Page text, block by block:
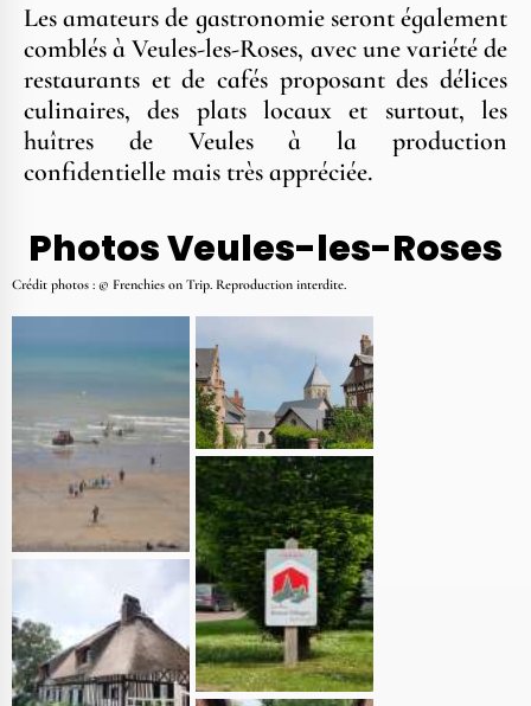
Les amateurs de gastronomie seront également
comblés à Veules-les-Roses, avec une variété de
restaurants et de cafés proposant des délices
culinaires, des plats locaux et surtout, les
huîtres de Veules à la production
confidentielle mais très appréciée.
Photos Veules-les-Roses
Crédit photos : © Frenchies on Trip. Reproduction interdite.